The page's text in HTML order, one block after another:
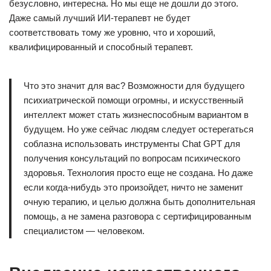
безусловно, интересна. Но мы еще не дошли до этого.
Даже самый лучший ИИ-терапевт не будет
соответствовать тому же уровню, что и хороший,
квалифицированный и способный терапевт.
Что это значит для вас? Возможности для будущего
психиатрической помощи огромны, и искусственный
интеллект может стать жизнеспособным вариантом в
будущем. Но уже сейчас людям следует остерегаться
соблазна использовать инструменты Chat GPT для
получения консультаций по вопросам психического
здоровья. Технология просто еще не создана. Но даже
если когда-нибудь это произойдет, ничто не заменит
очную терапию, и целью должна быть дополнительная
помощь, а не замена разговора с сертифицированным
специалистом — человеком.